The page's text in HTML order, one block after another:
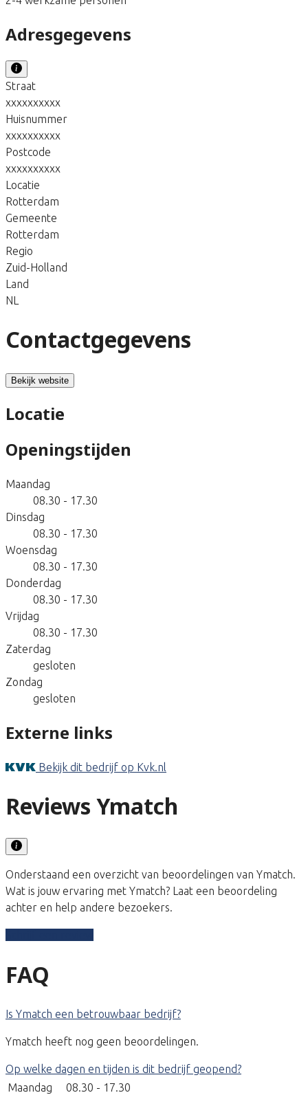
Adresgegevens
Straat
xxxxxxxxxx
Huisnummer
xxxxxxxxxx
Postcode
xxxxxxxxxx
Locatie
Rotterdam
Gemeente
Rotterdam
Regio
Zuid-Holland
Land
NL
Contactgegevens
Bekijk website
Locatie
Openingstijden
Maandag
08.30 - 17.30
Dinsdag
08.30 - 17.30
Woensdag
08.30 - 17.30
Donderdag
08.30 - 17.30
Vrijdag
08.30 - 17.30
Zaterdag
gesloten
Zondag
gesloten
Externe links
Bekijk dit bedrijf op Kvk.nl
Reviews Ymatch
Onderstaand een overzicht van beoordelingen van Ymatch.
Wat is jouw ervaring met Ymatch? Laat een beoordeling
achter en help andere bezoekers.
FAQ
Is Ymatch een betrouwbaar bedrijf?
Ymatch heeft nog geen beoordelingen.
Op welke dagen en tijden is dit bedrijf geopend?
Maandag
08.30 - 17.30